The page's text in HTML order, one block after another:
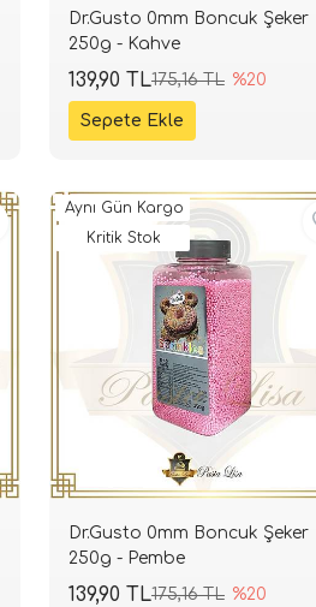
Dr.Gusto 0mm Boncuk Şeker
250g - Kahve
175,16 TL %20
139,90 TL
Dr.Gusto 0mm Boncuk Şeker
250g - Pembe
175,16 TL %20
139,90 TL
Aynı Gün Kargo
Kritik Stok